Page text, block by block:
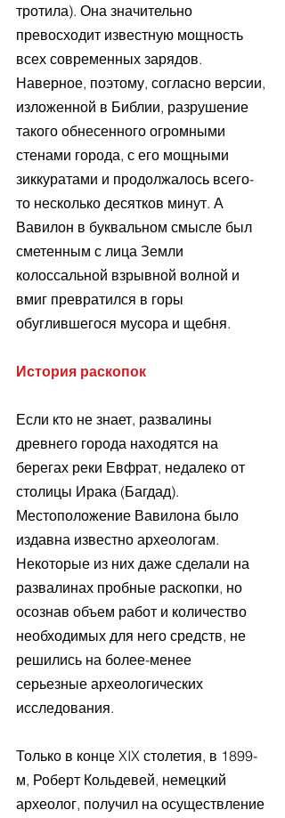
тротила). Она значительно
превосходит известную мощность
всех современных зарядов.
Наверное, поэтому, согласно версии,
изложенной в Библии, разрушение
такого обнесенного огромными
стенами города, с его мощными
зиккуратами и продолжалось всего-
то несколько десятков минут. А
Вавилон в буквальном смысле был
сметенным с лица Земли
колоссальной взрывной волной и
вмиг превратился в горы
обуглившегося мусора и щебня.
История раскопок
Если кто не знает, развалины
древнего города находятся на
берегах реки Евфрат, недалеко от
столицы Ирака (Багдад).
Местоположение Вавилона было
издавна известно археологам.
Некоторые из них даже сделали на
развалинах пробные раскопки, но
осознав объем работ и количество
необходимых для него средств, не
решились на более-менее
серьезные археологических
исследования.
Только в конце XIX столетия, в 1899-
м, Роберт Кольдевей, немецкий
археолог, получил на осуществление